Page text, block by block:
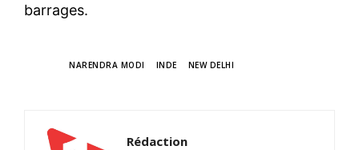
barrages.
NARENDRA MODI INDE NEW DELHI
Rédaction